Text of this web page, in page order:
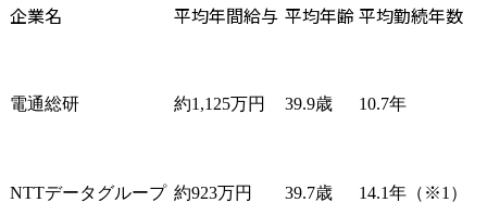
企業名 平均年間給与 平均年齢平均勤続年数
電通総研 約1,125万円 39.9歳 10.7年
NTTデータグループ 約923万円 39.7歳 14.1年（※1）